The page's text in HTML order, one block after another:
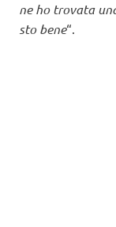
ne ho trovata
sto bene“.